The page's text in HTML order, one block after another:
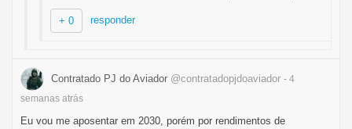
+ 0 responder
Contratado PJ do Aviador @contratadopjdoaviador - 4
semanas atrás
Eu vou me aposentar em 2030, porém por rendimentos de